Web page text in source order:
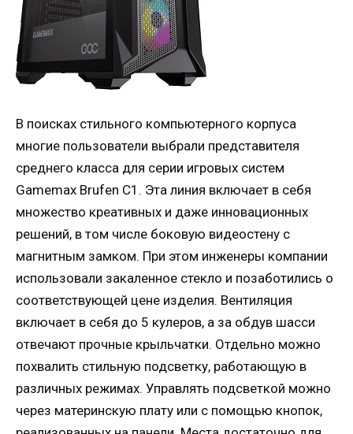
В поисках стильного компьютерного корпуса
многие пользователи выбрали представителя
среднего класса для серии игровых систем
Gamemax Brufen C1. Эта линия включает в себя
множество креативных и даже инновационных
решений, в том числе боковую видеостену с
магнитным замком. При этом инженеры компании
использовали закаленное стекло и позаботились о
соответствующей цене изделия. Вентиляция
включает в себя до 5 кулеров, а за обдув шасси
отвечают прочные крыльчатки. Отдельно можно
похвалить стильную подсветку, работающую в
различных режимах. Управлять подсветкой можно
через материнскую плату или с помощью кнопок,